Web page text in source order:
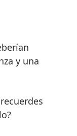
y una